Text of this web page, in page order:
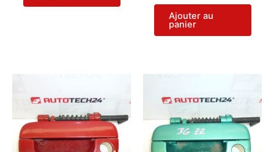
Ajouter au
panier